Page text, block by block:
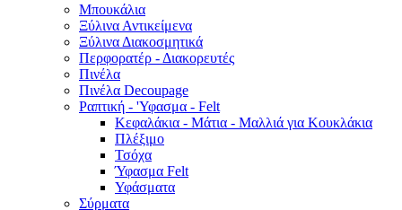
Μπουκάλια
Ξύλινα Αντικείμενα
Ξύλινα Διακοσμητικά
Περφορατέρ - Διακορευτές
Πινέλα
Πινέλα Decoupage
Ραπτική - 'Υφασμα - Felt
Κεφαλάκια - Μάτια - Μαλλιά για Κουκλάκια
Πλέξιμο
Τσόχα
Ύφασμα Felt
Υφάσματα
Σύρματα